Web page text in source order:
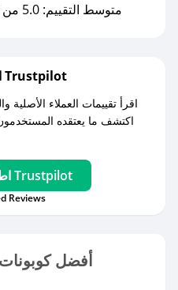
متوسط التقييم: 5.0 من 5 نجوم بواسطة 0 مستخدمين
اقرأ تقييمات واراء العملاء على Trustpilot
اقرأ تقييمات العملاء
اكتشف ما يعتقده
اطلع على آراء عملائنا على Trustpilot
Reviews
أفضل